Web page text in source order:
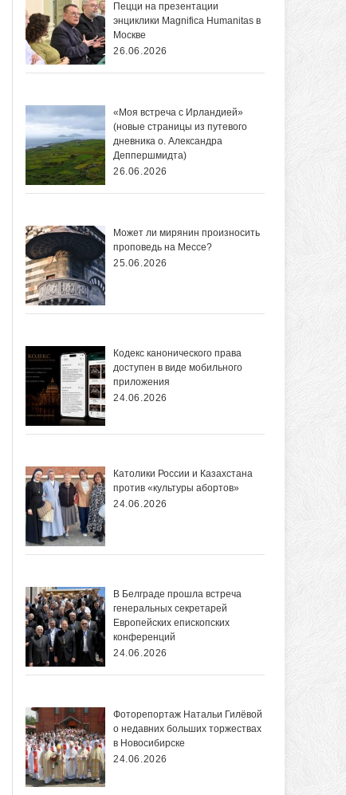
Пецци на презентации
энциклики Magnifica Нumanitas в
Москве
26.06.2026
«Моя встреча с Ирландией»
(новые страницы из путевого
дневника о. Александра
Деппершмидта)
26.06.2026
Может ли мирянин произносить
проповедь на Мессе?
25.06.2026
Кодекс канонического права
доступен в виде мобильного
приложения
24.06.2026
Католики России и Казахстана
против «культуры абортов»
24.06.2026
В Белграде прошла встреча
генеральных секретарей
Европейских епископских
конференций
24.06.2026
Фоторепортаж Натальи Гилёвой
о недавних больших торжествах
в Новосибирске
24.06.2026